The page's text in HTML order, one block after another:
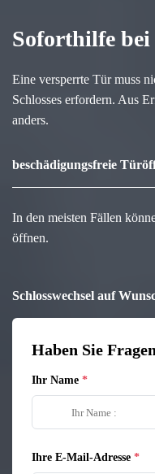
Soforthilfe
Eine versperrte Tür muss
Schlosses erfordern. Aus
anders.
beschädigungsfreie
In den meisten Fällen
öffnen.
Schlosswechsel auf
Haben Sie
Ihr Name
Ihre E-Mail-Adresse